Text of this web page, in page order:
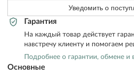
Основные
Уведомить о
Гарантия
На каждый товар действует
навстречу клиенту и помогаем
Подробнее о гарантии, обмене и